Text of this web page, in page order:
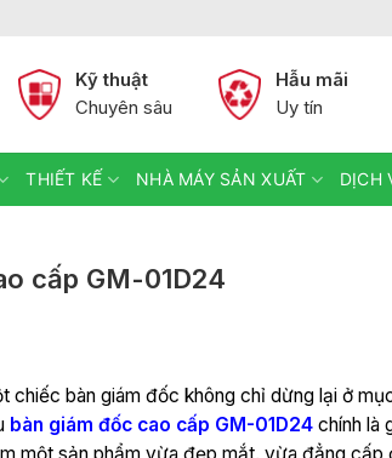
Kỹ thuật
Chuyên sâu
Hẫu mãi
Uy tín
THIẾT KẾ NHÀ MÁY SẢN XUẤT DỊCH
cấp GM-01D24
chiếc bàn giám đốc không chỉ dừng lại ở
bàn giám đốc cao cấp GM-01D24 chính là